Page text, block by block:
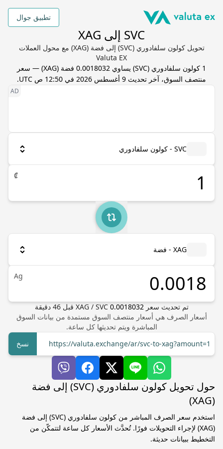
تطبيق جوال
SVC إلى XAG
تحويل كولون سلفادوري (SVC) إلى فضة (XAG) مع محول العملات
Valuta EX
1 كولون سلفادوري (
SVC) يساوي 0.0018032 فضة (
XAG) — سعر
منتصف السوق، آخر تحديث 9 أغسطس 2026 في 12:50 ص UTC .
SVC - كولون سلفادوري
₡
XAG - فضة
Ag
تم تحديث سعر XAG/ SVC 0.0018032 قبل46 دقيقة
أسعار الصرف هي أسعار منتصف السوق مستمدة من بيانات السوق
المباشرة ويتم تحديثها كل ساعة.
https://valuta.exchange/ar/svc-to-xag?amount=1
نسخ
حول تحويل كولون سلفادوري (SVC) إلى فضة
(XAG)
استخدم سعر الصرف المباشر من كولون سلفادوري (SVC) إلى فضة
(XAG) لإجراء التحويلات فورًا. تُحدَّث الأسعار كل ساعة لتتمكّن من
التخطيط ببيانات حديثة.